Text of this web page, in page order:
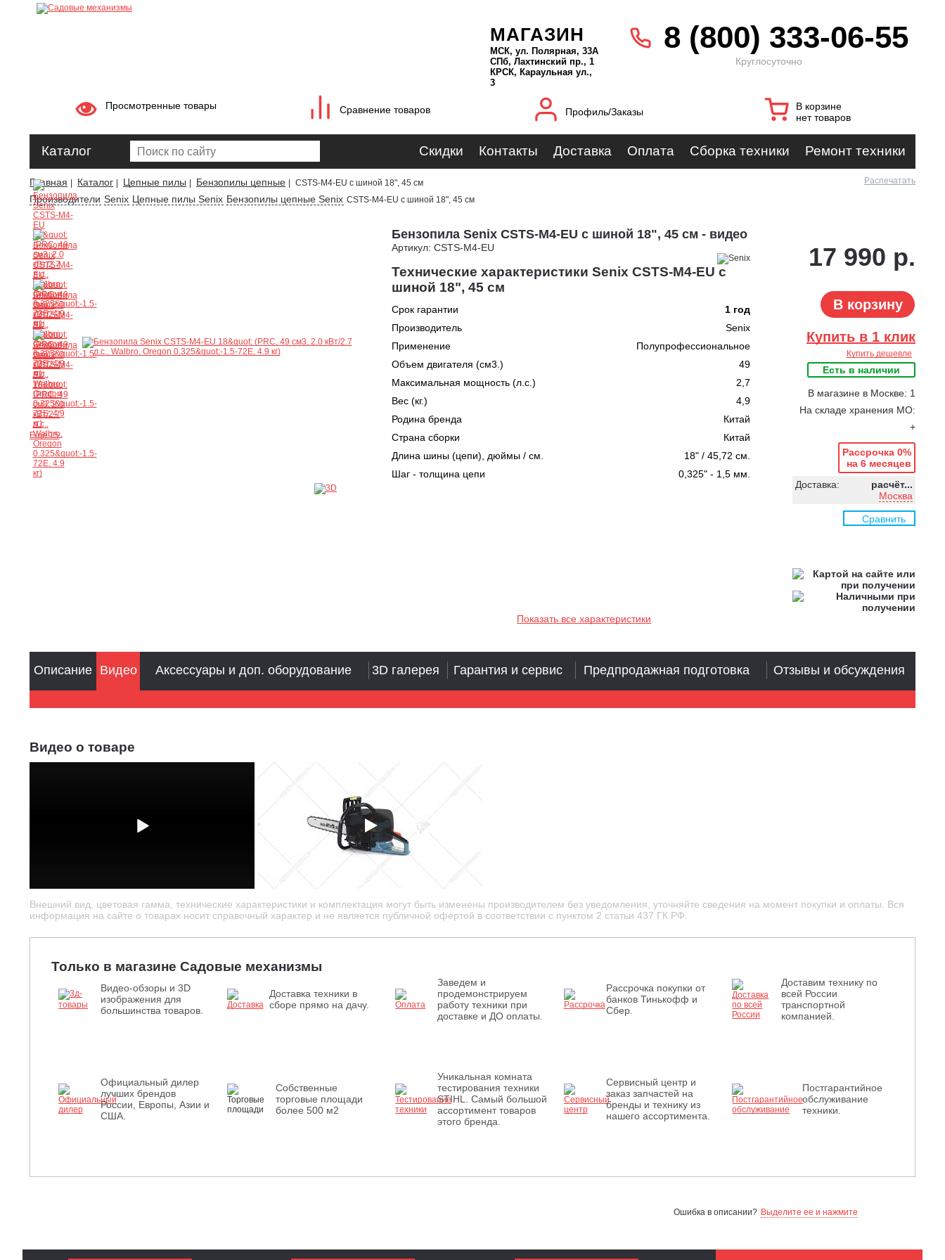
МАГАЗИН
МСК, ул. Полярная, 33А
СПб, Лахтинский пр., 1
КРСК, Караульная ул.,
3
8 (800) 333-06-55
Круглосуточно
Просмотренные товары Сравнение товаров Профиль/Заказы
В корзине
нет товаров
Каталог Скидки Контакты Доставка Оплата Сборка техники Ремонт техники
Главная Каталог Цепные пилы Бензопилы цепные CSTS-M4-EU с шиной 18", 45 см Распечатать
Производители Senix Цепные пилы Senix Бензопилы цепные Senix CSTS-M4-EU с шиной 18", 45 см
Ещё 15
Бензопила Senix CSTS-M4-EU с шиной 18", 45 см - видео
Артикул: CSTS-M4-EU
Технические характеристики Senix CSTS-M4-EU с
шиной 18", 45 см
Срок гарантии
1 год
Производитель
Senix
Применение
Полупрофессиональное
Объем двигателя (см3.)
49
Максимальная мощность (л.с.)
2,7
Вес (кг.)
4,9
Родина бренда
Китай
Страна сборки
Китай
Длина шины (цепи), дюймы / см.
18" / 45,72 см.
Шаг - толщина цепи
0,325" - 1,5 мм.
Показать все характеристики
17 990 р.
В корзину
Купить в 1 клик
Купить дешевле
Есть в наличии
В магазине в Москве: 1
На складе хранения МО:
+
Рассрочка 0%
на 6 месяцев
Доставка:
расчёт...
Москва
Сравнить
Видео о товаре
Описание Видео Аксессуары и доп. оборудование 3D галерея Гарантия и сервис Предпродажная подготовка Отзывы и обсуждения
Внешний вид, цветовая гамма, технические характеристики и комплектация могут быть изменены производителем без уведомления, уточняйте сведения на момент покупки и оплаты. Вся
информация на сайте о товарах носит справочный характер и не является публичной офертой в соответствии с пунктом 2 статьи 437 ГК РФ.
Только в магазине Садовые механизмы
Видео-обзоры и 3D
изображения для
большинства товаров.
Доставка техники в
сборе прямо на дачу.
Заведем и
продемонстрируем
работу техники при
доставке и ДО оплаты.
Рассрочка покупки от
банков Тинькофф и
Сбер.
Доставим технику по
всей России
транспортной
компанией.
Официальный дилер
лучших брендов
России, Европы, Азии и
США.
Собственные
торговые площади
более 500 м2
Уникальная комната
тестирования техники
STIHL. Самый большой
ассортимент товаров
этого бренда.
Сервисный центр и
заказ запчастей на
бренды и технику из
нашего ассортимента.
Постгарантийное
обслуживание
техники.
Ошибка в описании? Выделите ее и нажмите